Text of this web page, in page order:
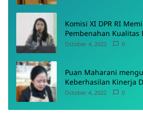
Komisi XI DPR RI
Pembenahan Kualitas
October 4, 2022 0
Puan Maharani
Keberhasilan Kinerja
Tugas Pokoknya
October 4, 2022 0